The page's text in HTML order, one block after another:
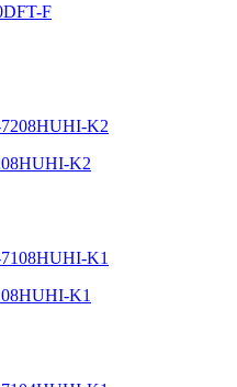
F
K2
K1